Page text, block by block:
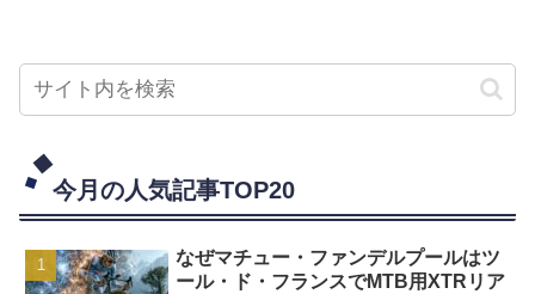
今月の人気記事TOP20
なぜマチュー・ファンデルプールはツ
ール・ド・フランスでMTB用XTRリア